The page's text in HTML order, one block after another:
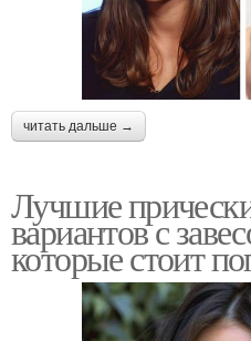
читать дальше →
Лучшие
вариантов с
которые стоит